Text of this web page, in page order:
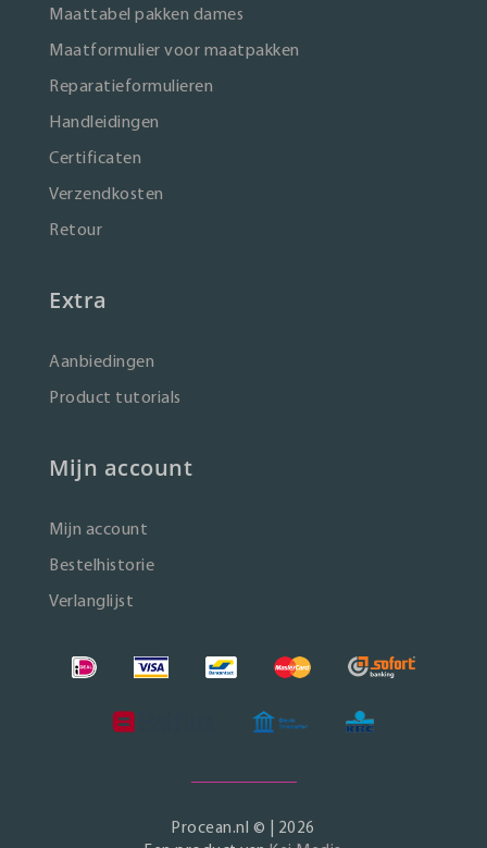
Maattabel pakken dames
Maatformulier voor maatpakken
Reparatieformulieren
Handleidingen
Certificaten
Verzendkosten
Retour
Extra
Aanbiedingen
Product tutorials
Mijn account
Mijn account
Bestelhistorie
Verlanglijst
Procean.nl © | 2026